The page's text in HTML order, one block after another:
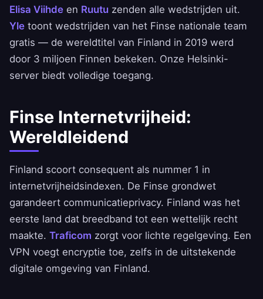
Elisa Viihde en Ruutu zenden alle wedstrijden uit.
Yle toont wedstrijden van het Finse nationale team
gratis — de wereldtitel van Finland in 2019 werd
door 3 miljoen Finnen bekeken. Onze Helsinki-
server biedt volledige toegang.
Finse Internetvrijheid:
Wereldleidend
Finland scoort consequent als nummer 1 in
internetvrijheidsindexen. De Finse grondwet
garandeert communicatieprivacy. Finland was het
eerste land dat breedband tot een wettelijk recht
maakte. Traficom zorgt voor lichte regelgeving. Een
VPN voegt encryptie toe, zelfs in de uitstekende
digitale omgeving van Finland.